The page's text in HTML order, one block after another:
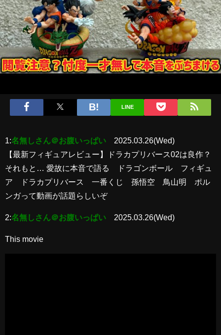
LINE
1:名無しさん＠お腹いっぱい
2025.03.26(Wed)
【最新フィギュアレビュー】ドラカプリバース02は良作？
それもと… 愛故に本音で語る ドラゴンボール フィギュ
ア ドラカプリバース 一番くじ 孫悟空 鳥山明 ポル
ンガって動画が話題らしいぞ
2:名無しさん＠お腹いっぱい 2025.03.26(Wed)
This movie